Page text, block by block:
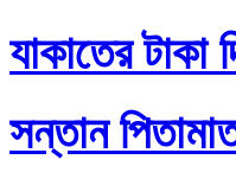
যাকাতের টাকা
সন্তান